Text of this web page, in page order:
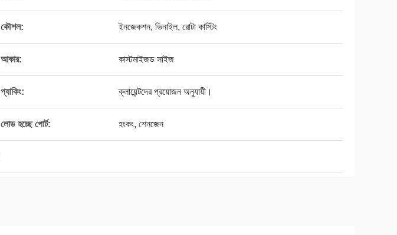
কৌশল: ইনজেকশন, ভিনাইল, রোটা কাস্টিং
আকার: কাস্টমাইজড সাইজ
প্যাকিং: ক্লায়েন্টদের প্রয়োজন অনুযায়ী।
লোড হচ্ছে পোর্ট: হংকং, শেনজেন